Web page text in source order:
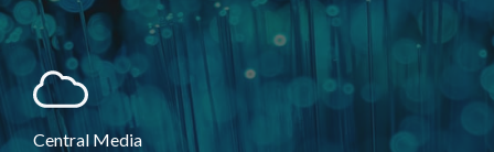
Central Media